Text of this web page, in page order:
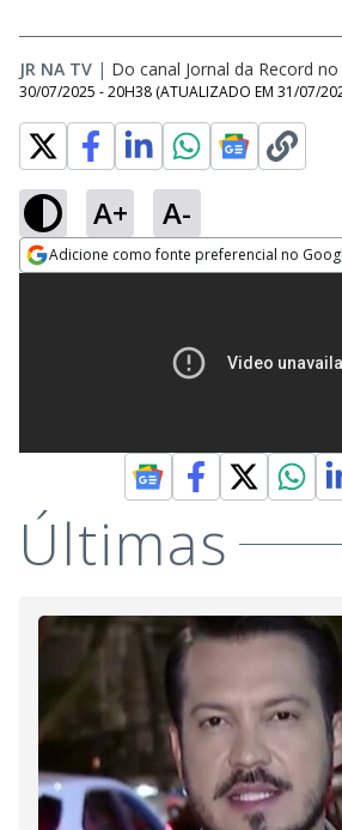
JR NA TV | Do canal Jornal da Record
30/07/2025 - 20H38 (ATUALIZADO EM 31/07/
A+ A-
Adicione como fonte preferencial no
Últimas